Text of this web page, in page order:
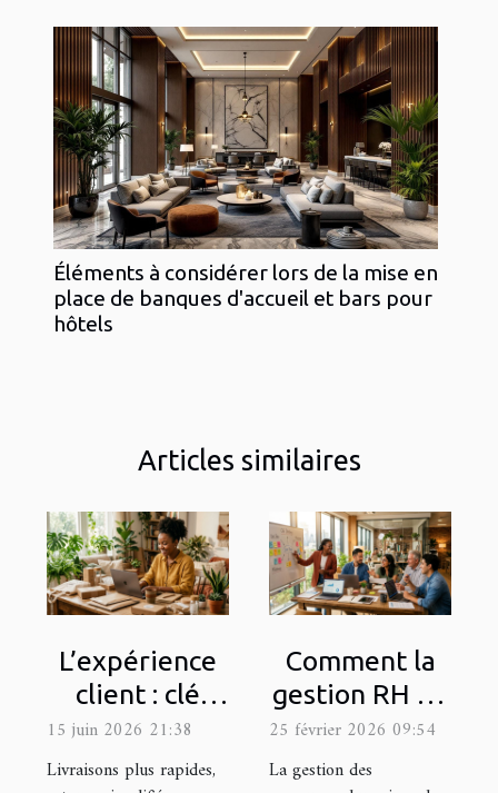
Éléments à considérer lors de la mise en
place de banques d'accueil et bars pour
hôtels
Articles similaires
L’expérience
client : clé
d’une fidélité
éthique en e-
15 juin 2026 21:38
Livraisons plus rapides,
Comment la
gestion RH de
projet
influence-t-
25 février 2026 09:54
La gestion des